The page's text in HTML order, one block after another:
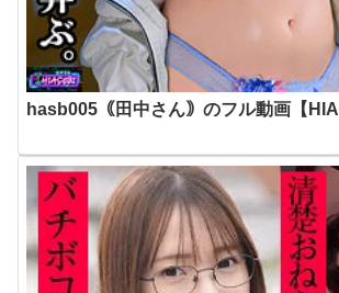
hasb005｟田中さん｠のフル動画【